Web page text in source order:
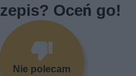
Oceń go!
Nie polecam